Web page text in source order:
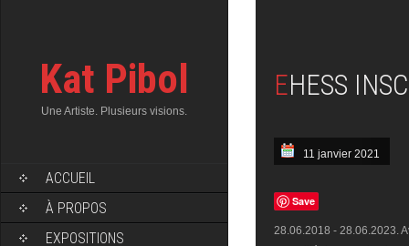
Kat Pibol
Une Artiste. Plusieurs visions.
ACCUEIL
À PROPOS
EXPOSITIONS
EHESS
11 janvier 2021
Save
28.06.2018 - 28.06.2023.